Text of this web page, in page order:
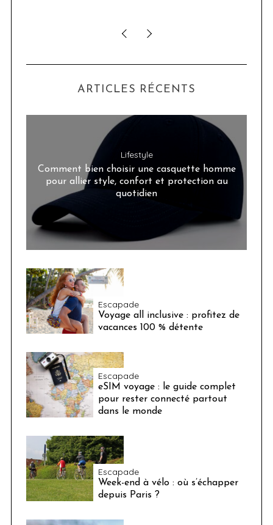
ARTICLES RÉCENTS
Lifestyle
Comment bien choisir une casquette homme
pour allier style, confort et protection au
quotidien
Escapade
Voyage all inclusive : profitez de
vacances 100 % détente
Escapade
eSIM voyage : le guide complet
pour rester connecté partout
dans le monde
Escapade
Week-end à vélo : où s’échapper
depuis Paris ?